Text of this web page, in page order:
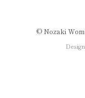
©️ Nozaki